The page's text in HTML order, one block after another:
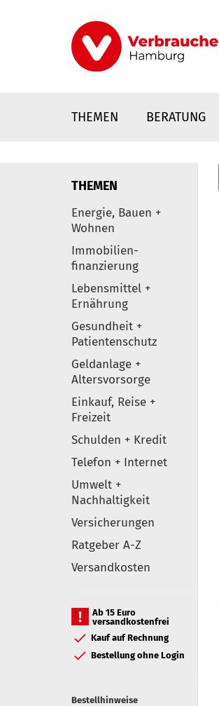
THEMEN BERATUNG
Elemente
THEMEN
Energie, Bauen +
Wohnen
Immobilien-
finanzierung
Lebensmittel +
Ernährung
Gesundheit +
Patientenschutz
Geldanlage +
Altersvorsorge
Einkauf, Reise +
Freizeit
Schulden + Kredit
Telefon + Internet
Umwelt +
Nachhaltigkeit
Versicherungen
Ratgeber A-Z
Versandkosten
Ab 15 Euro
versandkostenfrei
Kauf auf Rechnung
Bestellung ohne Login
Bestellhinweise